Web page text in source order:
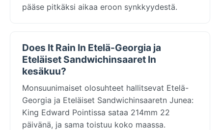
pääse pitkäksi aikaa eroon synkkyydestä.
Does It Rain In Etelä-Georgia ja
Eteläiset Sandwichinsaaret In
kesäkuu?
Monsuunimaiset olosuhteet hallitsevat Etelä-
Georgia ja Eteläiset Sandwichinsaaretn Junea:
King Edward Pointissa sataa 214mm 22
päivänä, ja sama toistuu koko maassa.